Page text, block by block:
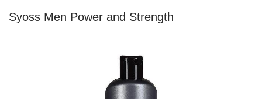
Syoss Men Power and Strength